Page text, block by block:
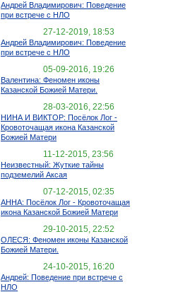
Андрей Владимирович: Поведение
при встрече с НЛО
27-12-2019, 18:53
Андрей Владимирович: Поведение
при встрече с НЛО
05-09-2016, 19:26
Валентина: Феномен иконы
Казанской Божией Матери.
28-03-2016, 22:56
НИНА И ВИКТОР: Посёлок Лог -
Кровоточащая икона Казанской
Божией Матери
11-12-2015, 23:56
Неизвестный: Жуткие тайны
подземелий Аксая
07-12-2015, 02:35
АННА: Посёлок Лог - Кровоточащая
икона Казанской Божией Матери
29-10-2015, 22:52
ОЛЕСЯ: Феномен иконы Казанской
Божией Матери.
24-10-2015, 16:20
Андрей: Поведение при встрече с
НЛО